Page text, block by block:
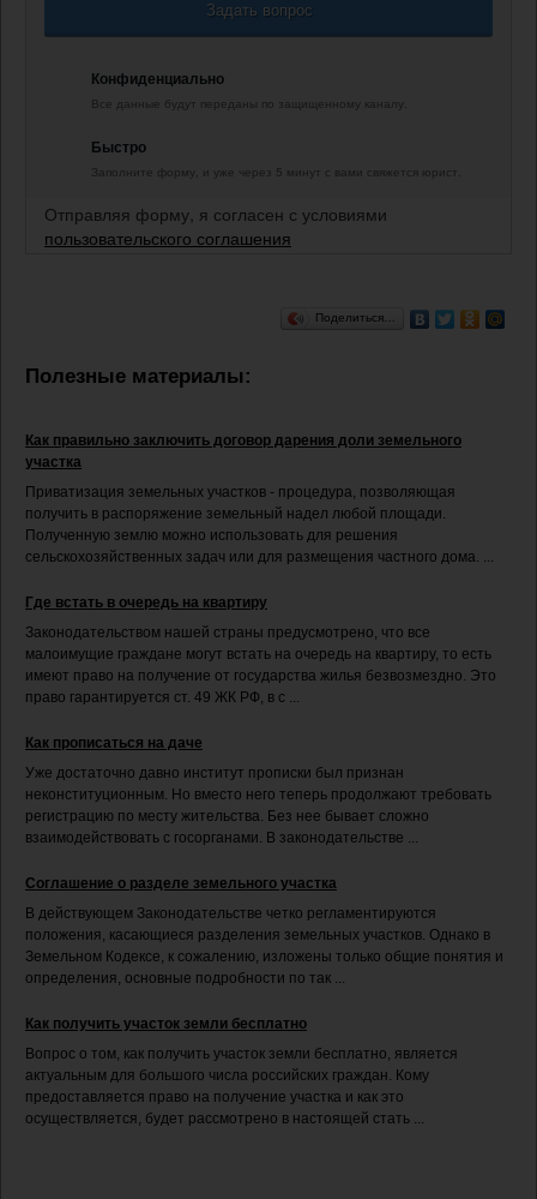
Задать вопрос
Конфиденциально
Все данные будут переданы по защищенному каналу.
Быстро
Заполните форму, и уже через 5 минут с вами свяжется юрист.
Отправляя форму, я согласен с условиями
пользовательского соглашения
Поделиться…
Полезные материалы:
Как правильно заключить договор дарения доли земельного
участка
Приватизация земельных участков - процедура, позволяющая
получить в распоряжение земельный надел любой площади.
Полученную землю можно использовать для решения
сельскохозяйственных задач или для размещения частного дома. ...
Где встать в очередь на квартиру
Законодательством нашей страны предусмотрено, что все
малоимущие граждане могут встать на очередь на квартиру, то есть
имеют право на получение от государства жилья безвозмездно. Это
право гарантируется ст. 49 ЖК РФ, в с ...
Как прописаться на даче
Уже достаточно давно институт прописки был признан
неконституционным. Но вместо него теперь продолжают требовать
регистрацию по месту жительства. Без нее бывает сложно
взаимодействовать с госорганами. В законодательстве ...
Соглашение о разделе земельного участка
В действующем Законодательстве четко регламентируются
положения, касающиеся разделения земельных участков. Однако в
Земельном Кодексе, к сожалению, изложены только общие понятия и
определения, основные подробности по так ...
Как получить участок земли бесплатно
Вопрос о том, как получить участок земли бесплатно, является
актуальным для большого числа российских граждан. Кому
предоставляется право на получение участка и как это
осуществляется, будет рассмотрено в настоящей стать ...